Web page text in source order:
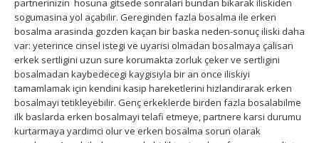
sogumasina yol açabilir. Gereginden fazla bosalma ile erken
bosalma arasinda gozden kaçan bir baska neden-sonuç iliski daha
var: yeterince cinsel istegi ve uyarisi olmadan bosalmaya çalisan
erkek sertligini uzun sure korumakta zorluk çeker ve sertligini
bosalmadan kaybedecegi kaygisiyla bir an once iliskiyi
tamamlamak için kendini kasip hareketlerini hizlandirarak erken
bosalmayi tetikleyebilir. Genç erkeklerde birden fazla bosalabilme
ilk baslarda erken bosalmayi telafi etmeye, partnere karsi durumu
kurtarmaya yardimci olur ve erken bosalma sorun olarak